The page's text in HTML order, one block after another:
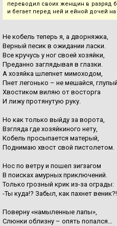
переводил своих женщин в разряд
и бегает перед ней и ейной дочей
Не кобель теперь я, а дворняжка,
Верный песик в ожидании ласки.
Все кручусь у ног своей хозяйки,
Преданно заглядывая в глазки.
А хозяйка шлепнет мимоходом,
Пнет легонько – не мешайся,
Хвостиком виляю от восторга
И лижу протянутую руку.
Но как только выйду за ворота,
Взгляда где хозяйкиного нету,
Кобель просыпается матерый,
Поднимаю хвост свой пистолетом.
Нос по ветру и пошел зигзагом
В поисках амурных приключений.
Только грозный крик из-за ограды:
-Ты куда!? Забыл, как пахнет веник?!
Поверну «намыленные лапы»,
Слюнки облизну – опять попался…